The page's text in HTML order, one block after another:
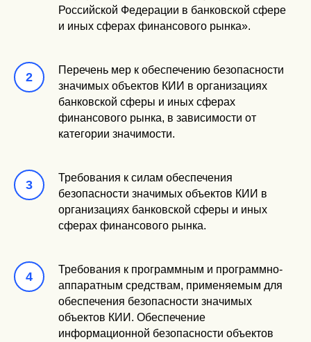
Российской Федерации в банковской сфере
и иных сферах финансового рынка».
Перечень мер к обеспечению безопасности
значимых объектов КИИ в организациях
банковской сферы и иных сферах
финансового рынка, в зависимости от
категории значимости.
Требования к силам обеспечения
безопасности значимых объектов КИИ в
организациях банковской сферы и иных
сферах финансового рынка.
Требования к программным и программно-
аппаратным средствам, применяемым для
обеспечения безопасности значимых
объектов КИИ. Обеспечение
информационной безопасности объектов